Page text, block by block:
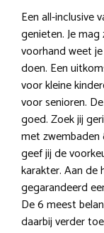
Een all-inclusive
genieten. Je
voorhand weet
doen. Een
voor kleine
voor senioren.
goed. Zoek jij
met zwembaden
geef jij de
karakter. Aan de
gegarandeerd
De 6 meest
daarbij verder